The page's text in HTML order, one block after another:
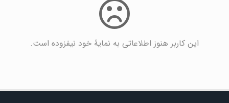
این کاربر هنوز اطلاعاتی به نمایۀ خود نیفزوده است.